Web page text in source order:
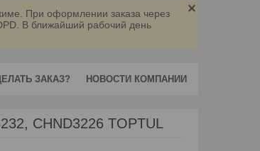
При оформлении заказа через
В ближайший рабочий день
ЗАКАЗ? НОВОСТИ КОМПАНИИ
CHND3226 TOPTUL